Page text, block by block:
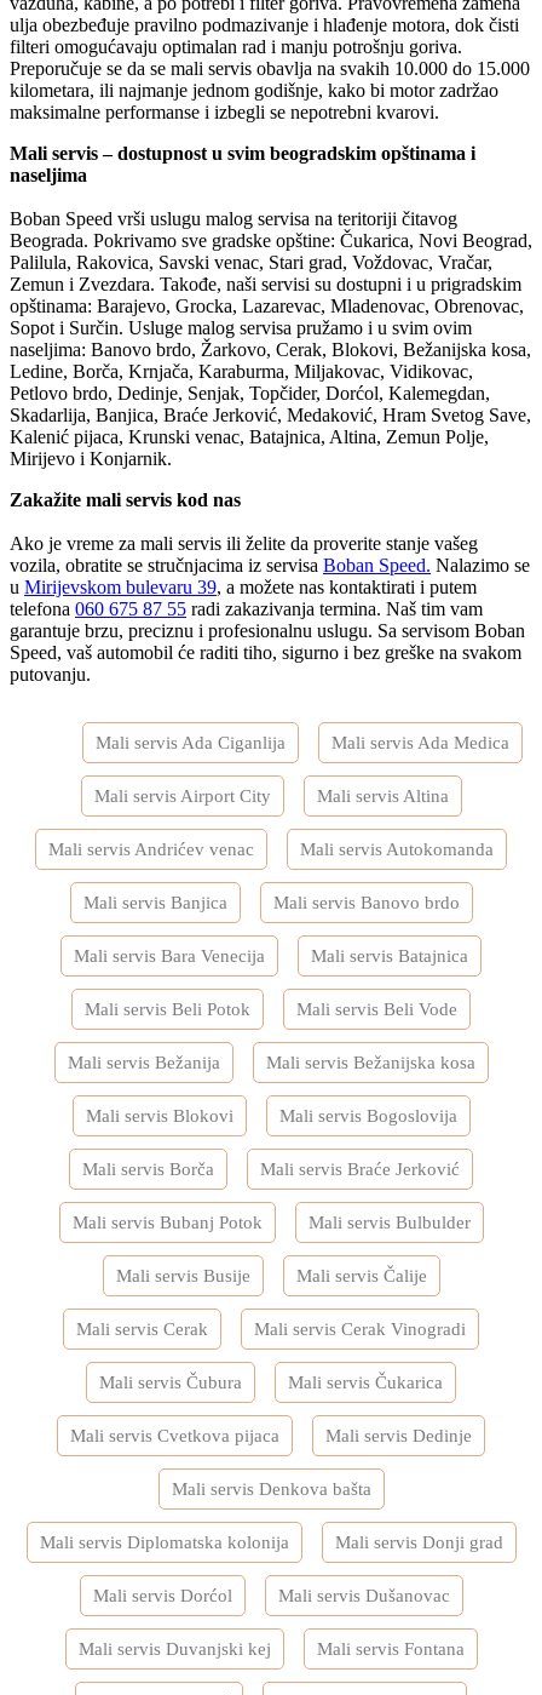
ulja obezbeđuje pravilno podmazivanje i hlađenje motora, dok čisti
filteri omogućavaju optimalan rad i manju potrošnju goriva.
Preporučuje se da se mali servis obavlja na svakih 10.000 do 15.000
kilometara, ili najmanje jednom godišnje, kako bi motor zadržao
maksimalne performanse i izbegli se nepotrebni kvarovi.
Mali servis – dostupnost u svim beogradskim opštinama i
naseljima
Boban Speed vrši uslugu malog servisa na teritoriji čitavog
Beograda. Pokrivamo sve gradske opštine: Čukarica, Novi Beograd,
Palilula, Rakovica, Savski venac, Stari grad, Voždovac, Vračar,
Zemun i Zvezdara. Takođe, naši servisi su dostupni i u prigradskim
opštinama: Barajevo, Grocka, Lazarevac, Mladenovac, Obrenovac,
Sopot i Surčin. Usluge malog servisa pružamo i u svim ovim
naseljima: Banovo brdo, Žarkovo, Cerak, Blokovi, Bežanijska kosa,
Ledine, Borča, Krnjača, Karaburma, Miljakovac, Vidikovac,
Petlovo brdo, Dedinje, Senjak, Topčider, Dorćol, Kalemegdan,
Skadarlija, Banjica, Braće Jerković, Medaković, Hram Svetog Save,
Kalenić pijaca, Krunski venac, Batajnica, Altina, Zemun Polje,
Mirijevo i Konjarnik.
Zakažite mali servis kod nas
Ako je vreme za mali servis ili želite da proverite stanje vašeg
vozila, obratite se stručnjacima iz servisa Boban Speed. Nalazimo se
u Mirijevskom bulevaru 39, a možete nas kontaktirati i putem
telefona 060 675 87 55 radi zakazivanja termina. Naš tim vam
garantuje brzu, preciznu i profesionalnu uslugu. Sa servisom Boban
Speed, vaš automobil će raditi tiho, sigurno i bez greške na svakom
putovanju.
Mali servis Ada Ciganlija Mali servis Ada Medica
Mali servis Airport City Mali servis Altina
Mali servis Andrićev venac Mali servis Autokomanda
Mali servis Banjica Mali servis Banovo brdo
Mali servis Bara Venecija Mali servis Batajnica
Mali servis Beli Potok Mali servis Beli Vode
Mali servis Bežanija Mali servis Bežanijska kosa
Mali servis Blokovi Mali servis Bogoslovija
Mali servis Borča Mali servis Braće Jerković
Mali servis Bubanj Potok Mali servis Bulbulder
Mali servis Busije Mali servis Čalije
Mali servis Cerak Mali servis Cerak Vinogradi
Mali servis Čubura Mali servis Čukarica
Mali servis Cvetkova pijaca Mali servis Dedinje
Mali servis Denkova bašta
Mali servis Diplomatska kolonija Mali servis Donji grad
Mali servis Dorćol Mali servis Dušanovac
Mali servis Duvanjski kej Mali servis Fontana